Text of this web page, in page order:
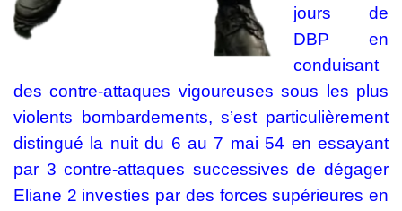
jours de
DBP en
conduisant
des contre-attaques vigoureuses sous les plus
violents bombardements, s’est particulièrement
distingué la nuit du 6 au 7 mai 54 en essayant
par 3 contre-attaques successives de dégager
Eliane 2 investies par des forces supérieures en